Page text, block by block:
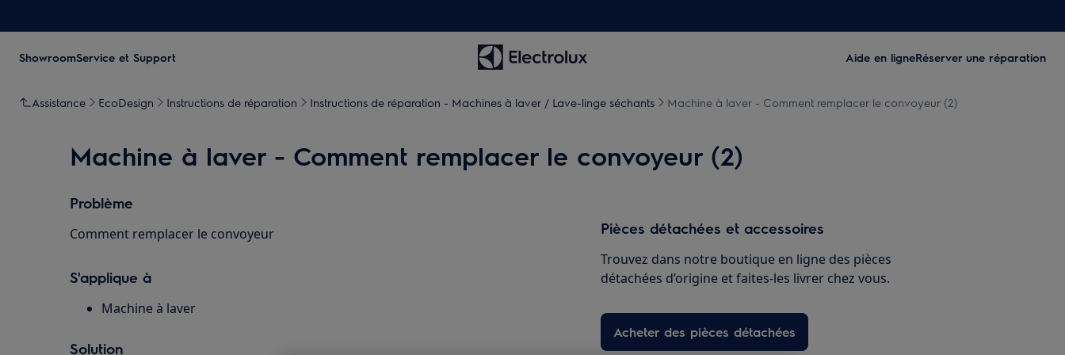
ShowroomService et Support Aide en ligneRéserver une réparation
Assistance EcoDesign Instructions de réparation Instructions de réparation - Machines à laver / Lave-linge séchants Machine à laver - Comment remplacer le convoyeur (2)
Machine à laver - Comment remplacer le convoyeur (2)
Problème
Comment remplacer le convoyeur
S'applique à
Machine à laver
Solution
Pièces détachées et accessoires
Trouvez dans notre boutique en ligne des pièces
détachées d’origine et faites-les livrer chez vous.
Acheter des pièces détachées